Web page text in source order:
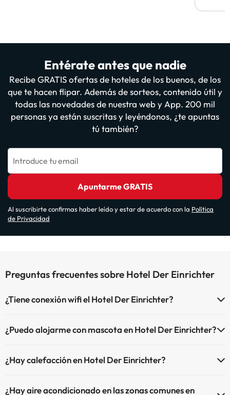
Entérate antes que nadie
Recibe GRATIS ofertas de hoteles de los buenos, de los
que te hacen flipar. Además de sorteos, contenido útil y
todas las novedades de nuestra web y App. 200 mil
personas ya están suscritas y leyéndonos, ¿te apuntas
tú también?
Introduce tu email
Apuntarme GRATIS
Al suscribirte confirmas haber leído y estar de acuerdo con la Política
de Privacidad
Preguntas frecuentes sobre Hotel Der Einrichter
¿Tiene conexión wifi el Hotel Der Einrichter?
¿Puedo alojarme con mascota en Hotel Der Einrichter?
pago directo en hotel). Consulta las condiciones.
¿Hay calefacción en Hotel Der Einrichter?
¿Hay aire acondicionado en las zonas comunes en